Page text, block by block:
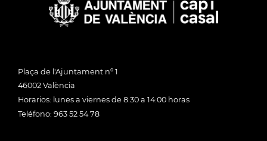
Plaça de l'Ajuntament nº 1
46002 València
Horarios: lunes a viernes de 8:30 a 14:00 horas
Teléfono: 963 52 54 78